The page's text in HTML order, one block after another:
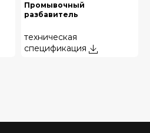
Промывочный
разбавитель
техническая
спецификация